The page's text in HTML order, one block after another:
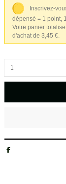
Inscrivez-
dépensé = 1 point,
Votre panier
d'achat de 3,45 €.